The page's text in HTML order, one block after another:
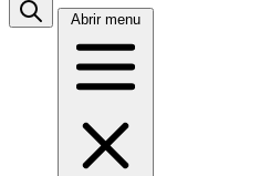
Abrir menu